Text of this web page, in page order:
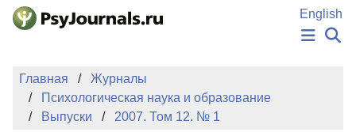
Перейти к основному содержанию
English
НОВОСТИ
ИЗДАНИЯ
АВТОРЫ
Главная
Журналы
Психологическая наука и образование
Выпуски
2007. Том 12. № 1